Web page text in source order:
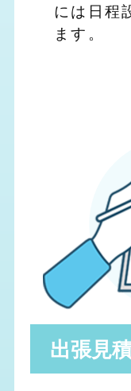
には日程
ます。
出張見